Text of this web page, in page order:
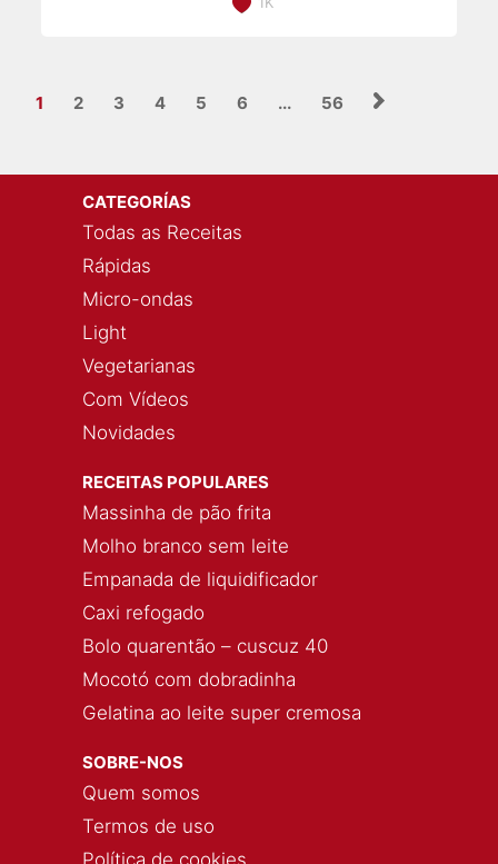
1 2 3 4 5 6 ... 56
CATEGORÍAS
Todas as Receitas
Rápidas
Micro-ondas
Light
Vegetarianas
Com Vídeos
Novidades
RECEITAS POPULARES
Massinha de pão frita
Molho branco sem leite
Empanada de liquidificador
Caxi refogado
Bolo quarentão – cuscuz 40
Mocotó com dobradinha
Gelatina ao leite super cremosa
SOBRE-NOS
Quem somos
Termos de uso
Política de cookies